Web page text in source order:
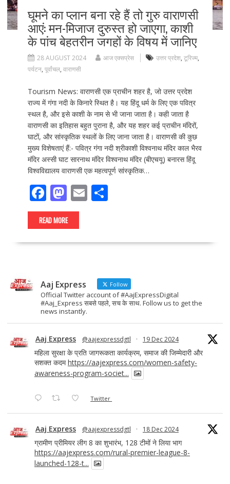
घूमने का प्लान बना रहे हैं तो गुरु वाराणसी
आएं: मन-मिजाज दुरुस्त हो जाएगा, काशी
के पांच बेहतरीन जगहों के विषय में जानिए
28 AUGUST 2024 आज एक्सप्रेस उत्तर प्रदेश, टूरिज्म,
पर्यटन, पूर्वांचल, वाराणसी
Tourism News: वाराणसी एक प्राचीन शहर है, जो उत्तर प्रदेश
राज्य में गंगा नदी के किनारे स्थित है। यह हिंदू धर्म के लिए एक पवित्र
स्थल है, और इसे काशी के नाम से भी जाना जाता है। कही जाता है
वाराणसी का इतिहास बहुत पुराना है, और यह शहर कई प्राचीन मंदिरों,
घाटों, और सांस्कृतिक स्थलों के लिए जाना जाता है। वाराणसी की कुछ
मुख्य विशेषताएं हैं:- पवित्र गंगा नदी श्रीकाशी विश्वनाथ मंदिर काल भैरव
मंदिर अस्सी घाट सारनाथ मंदिर विश्वनाथ मंदिर (बीएचयू) बनारस हिंदू
विश्वविद्यालय वाराणसी एक महत्वपूर्ण सांस्कृतिक…
F
ac
e
b
k
M
as
to
d
E
l
S
e
READ MORE
Aaj Express Follow
Official Twitter account of #AajExpressDigital
#Aaj_Express सबसे पहले, सच के साथ. Follow us to get the
news instantly.
Aaj Express @aajexpressdgtl · 19 Dec 2024
महिला सुरक्षा के प्रति जागरूकता कार्यक्रम, समाज की जिम्मेदारी और
सशक्त कदमhttps://aajexpress.com/women-safety-
awareness-program-societ...
Twitter
Aaj Express @aajexpressdgtl · 18 Dec 2024
ग्रामीण प्रीमियर लीग 8 का शुभारंभ, 128 टीमों ने लिया भाग
https://aajexpress.com/rural-premier-league-8-
launched-128-t...